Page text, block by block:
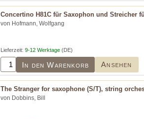
Concertino H81C für Saxophon und Streicher
von Hofmann, Wolfgang
Lieferzeit: 9-12 Werktage (DE)
In den Warenkorb Ansehen
The Stranger for saxophone (S/T), string
von Dobbins, Bill